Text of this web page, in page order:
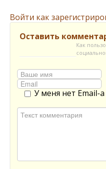
Войти как
Оставить
Как
У меня нет Email-а